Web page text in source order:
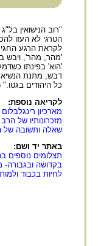
"רוב הנישואין
הטרגי לא העזו
לקראת הרגע
'מהר, מהר', ויבש
'הוא' בפינתו
דבש, מתנת הנשיא
כל היהודים בגטו."
לקריאה נוספת:
מארכיון רינגלבלום
מזכרונותיו של
שאלה ותשובה של
באתר יד ושם:
תצלומים נוספים
בקדושה
לחיות בכבוד